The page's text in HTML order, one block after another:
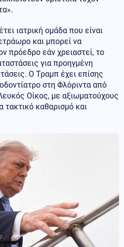
ιατρική ομάδα που είναι
και μπορεί να
πρόεδρο εάν χρειαστεί, το
για προηγμένη
Ο Τραμπ έχει επίσης
στη Φλόριντα από
Οίκος, με αξιωματούχους
τακτικό καθαρισμό και